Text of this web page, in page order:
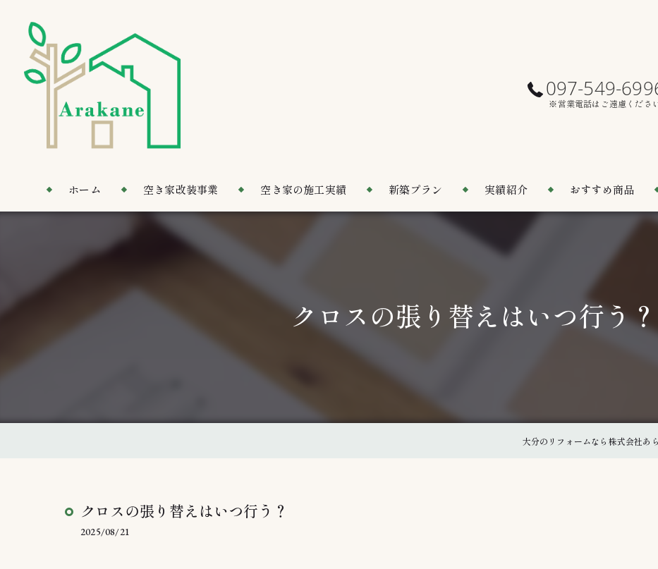
097-549-
※営業電話はご遠慮くださ
ホーム 空き家改装事業 空き家の施工実績 新築プラン 実績紹介 おすすめ商品
クロスの張り替えはいつ行う？
大分のリフォームなら株式会社あ
クロスの張り替えはいつ行う？
2025/08/21